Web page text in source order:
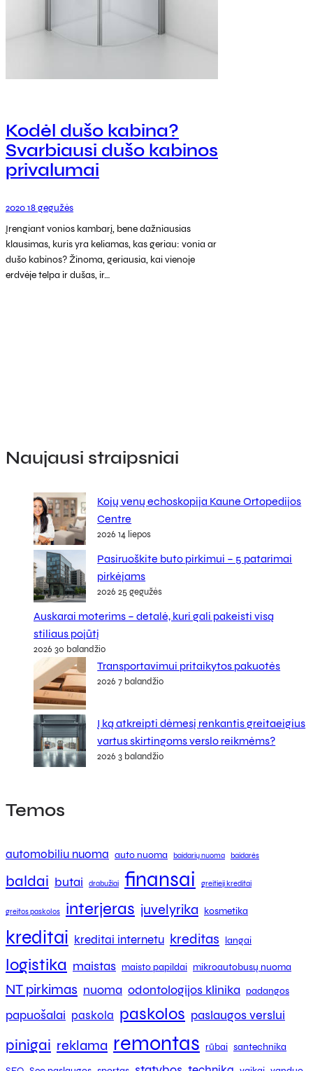
Kodėl dušo kabina?
Svarbiausi dušo kabinos
privalumai
2020 18 gegužės
Įrengiant vonios kambarį, bene dažniausias
klausimas, kuris yra keliamas, kas geriau: vonia ar
dušo kabinos? Žinoma, geriausia, kai vienoje
erdvėje telpa ir dušas, ir…
Naujausi straipsniai
Kojų venų echoskopija Kaune Ortopedijos
Centre
2026 14 liepos
Pasiruoškite buto pirkimui – 5 patarimai
pirkėjams
2026 25 gegužės
Auskarai moterims – detalė, kuri gali pakeisti visą
stiliaus pojūtį
2026 30 balandžio
Transportavimui pritaikytos pakuotės
2026 7 balandžio
Į ką atkreipti dėmesį renkantis greitaeigius
vartus skirtingoms verslo reikmėms?
2026 3 balandžio
Temos
automobiliu nuoma auto nuoma baidarių nuoma baidarės
baldai butai drabužiai finansai greitieji kreditai
greitos paskolos interjeras juvelyrika kosmetika
kreditai kreditai internetu kreditas langai
logistika maistas maisto papildai mikroautobusų nuoma
NT pirkimas nuoma odontologijos klinika padangos
papuošalai paskola paskolos paslaugos verslui
pinigai reklama remontas rūbai santechnika